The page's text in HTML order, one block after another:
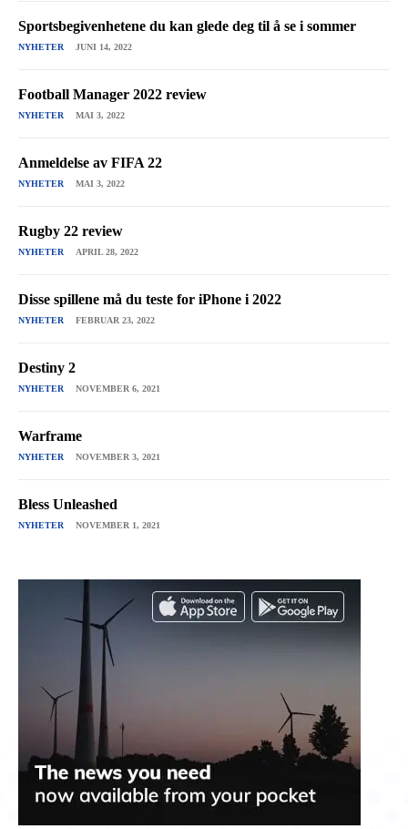
Sportsbegivenhetene du kan glede deg til å se i sommer
NYHETER JUNI 14, 2022
Football Manager 2022 review
NYHETER MAI 3, 2022
Anmeldelse av FIFA 22
NYHETER MAI 3, 2022
Rugby 22 review
NYHETER APRIL 28, 2022
Disse spillene må du teste for iPhone i 2022
NYHETER FEBRUAR 23, 2022
Destiny 2
NYHETER NOVEMBER 6, 2021
Warframe
NYHETER NOVEMBER 3, 2021
Bless Unleashed
NYHETER NOVEMBER 1, 2021